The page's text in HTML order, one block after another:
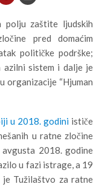
polju zaštite ljudskih
pred domaćim
političke podrške;
azilni sistem i dalje je
organizacije “Hjuman
u 2018. godini ističe
u ratne zločine
2018. godine
u fazi istrage, a 19
je Tužilaštvo za ratne